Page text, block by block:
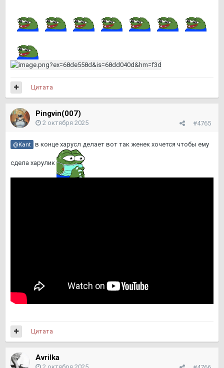
Цитата
Pingvin(007)
#4765
2 октября 2025
@Kant в конце харусл делает вот так женек хочется чтобы ему
сдела харулик
Цитата
Avrilka